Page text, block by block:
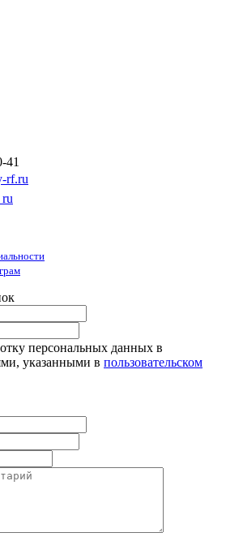
41
rf.ru
персональных данных в
указанными в пользовательском